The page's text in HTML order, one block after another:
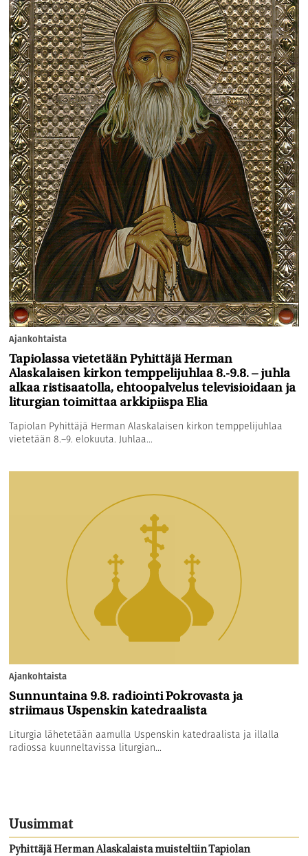
Ajankohtaista
Tapiolassa vietetään Pyhittäjä Herman
Alaskalaisen kirkon temppelijuhlaa 8.-9.8. – juhla
alkaa ristisaatolla, ehtoopalvelus televisioidaan ja
liturgian toimittaa arkkipiispa Elia
Tapiolan Pyhittäjä Herman Alaskalaisen kirkon temppelijuhlaa
vietetään 8.–9. elokuuta. Juhlaa...
Ajankohtaista
Sunnuntaina 9.8. radiointi Pokrovasta ja
striimaus Uspenskin katedraalista
Liturgia lähetetään aamulla Uspenskin katedraalista ja illalla
radiossa kuunneltavissa liturgian...
Uusimmat
Pyhittäjä Herman Alaskalaista muisteltiin Tapiolan